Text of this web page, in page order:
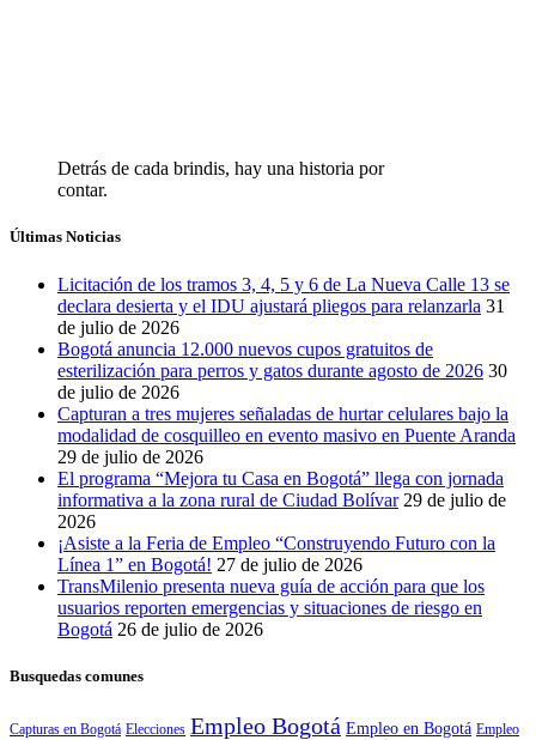
Detrás de cada brindis, hay una historia por
contar.
Últimas Noticias
Licitación de los tramos 3, 4, 5 y 6 de La Nueva Calle 13 se
declara desierta y el IDU ajustará pliegos para relanzarla 31
de julio de 2026
Bogotá anuncia 12.000 nuevos cupos gratuitos de
esterilización para perros y gatos durante agosto de 2026 30
de julio de 2026
Capturan a tres mujeres señaladas de hurtar celulares bajo la
modalidad de cosquilleo en evento masivo en Puente Aranda
29 de julio de 2026
El programa “Mejora tu Casa en Bogotá” llega con jornada
informativa a la zona rural de Ciudad Bolívar 29 de julio de
2026
¡Asiste a la Feria de Empleo “Construyendo Futuro con la
Línea 1” en Bogotá! 27 de julio de 2026
TransMilenio presenta nueva guía de acción para que los
usuarios reporten emergencias y situaciones de riesgo en
Bogotá 26 de julio de 2026
Busquedas comunes
Capturas en Bogotá Elecciones Empleo Bogotá Empleo en Bogotá Empleo